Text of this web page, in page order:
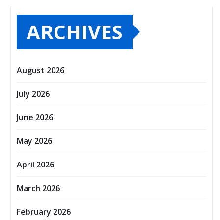
ARCHIVES
August 2026
July 2026
June 2026
May 2026
April 2026
March 2026
February 2026